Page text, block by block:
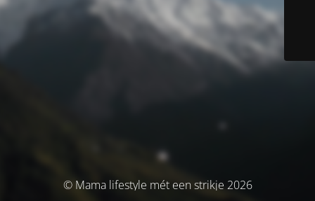
© Mama lifestyle mét een strikje 2026